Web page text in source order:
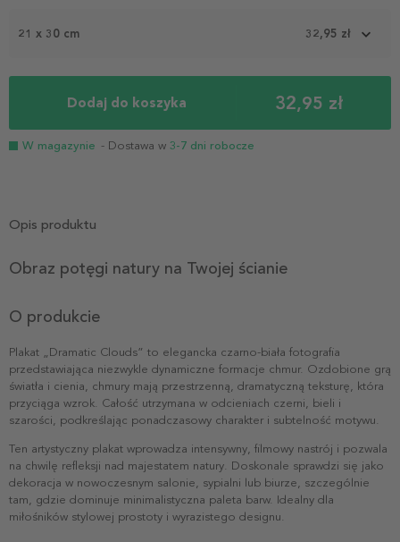
21 x 30 cm 32,95 zł
Dodaj do koszyka 32,95 zł
W magazynie - Dostawa w 3-7 dni robocze
Opis produktu
Obraz potęgi natury na Twojej ścianie
O produkcie
Plakat „Dramatic Clouds” to elegancka czarno-biała fotografia
przedstawiająca niezwykle dynamiczne formacje chmur. Ozdobione grą
światła i cienia, chmury mają przestrzenną, dramatyczną teksturę, która
przyciąga wzrok. Całość utrzymana w odcieniach czerni, bieli i
szarości, podkreślając ponadczasowy charakter i subtelność motywu.
Ten artystyczny plakat wprowadza intensywny, filmowy nastrój i pozwala
na chwilę refleksji nad majestatem natury. Doskonale sprawdzi się jako
dekoracja w nowoczesnym salonie, sypialni lub biurze, szczególnie
tam, gdzie dominuje minimalistyczna paleta barw. Idealny dla
miłośników stylowej prostoty i wyrazistego designu.